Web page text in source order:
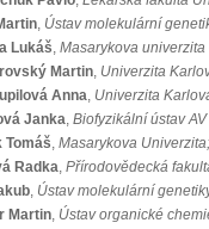
, Ústav molekulární
Lukáš, Masarykova
Martin, Univerzita
Anna, Univerzita
Janka, Biofyzikální ústav
Tomáš, Masarykova
Radka, Přírodovědecká
, Ústav molekulární
Martin, Ústav organické